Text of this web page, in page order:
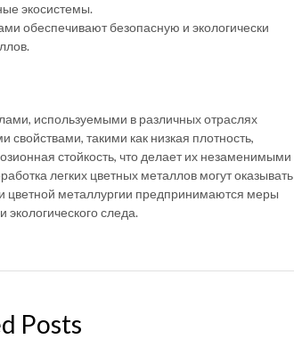
экосистемы.
обеспечивают безопасную и экологически
используемыми в различных отраслях
такими как низкая плотность,
стойкость, что делает их незаменимыми
легких цветных металлов могут оказывать
цветной металлургии предпринимаются меры
следа.
Posts